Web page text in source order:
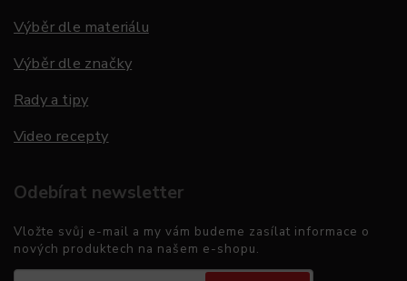
Výběr dle materiálu
Výběr dle značky
Rady a tipy
Video recepty
Odebírat newsletter
Vložte svůj e-mail a my vám budeme zasílat informace o
nových produktech na našem e-shopu.